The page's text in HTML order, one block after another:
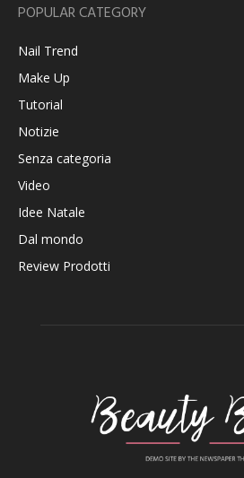
POPULAR CATEGORY
Nail Trend
Make Up
Tutorial
Notizie
Senza categoria
Video
Idee Natale
Dal mondo
Review Prodotti